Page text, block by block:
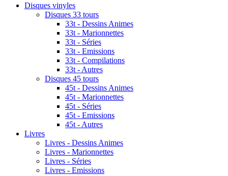
Disques vinyles
Disques 33 tours
33t - Dessins Animes
33t - Marionnettes
33t - Séries
33t - Emissions
33t - Compilations
33t - Autres
Disques 45 tours
45t - Dessins Animes
45t - Marionnettes
45t - Séries
45t - Emissions
45t - Autres
Livres
Livres - Dessins Animes
Livres - Marionnettes
Livres - Séries
Livres - Emissions